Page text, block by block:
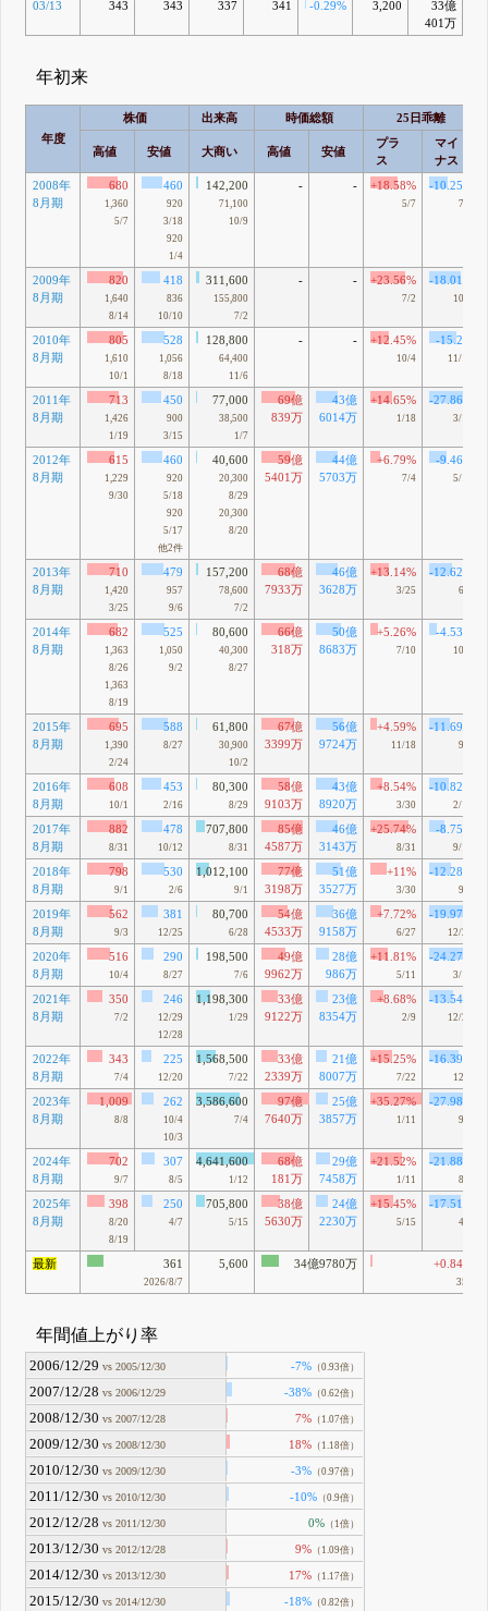
03/13 343 343 337 341 -0.29% 3,200
33億
401万
年初来
年度
株価 出来高 時価総額 25日乖離
高値 安値 大商い 高値 安値
プラ
ス
マイ
ナス
2008年
8月期
680
1,360
5/7
460
920
3/18
920
1/4
142,200
71,100
10/9
- - +18.58%
5/7
-10.25%
7/9
2009年
8月期
820
1,640
8/14
418
836
10/10
311,600
155,800
7/2
- - +23.56%
7/2
-18.01%
10/9
2010年
8月期
805
1,610
10/1
528
1,056
8/18
128,800
64,400
11/6
- - +12.45%
10/4
-15.2%
11/16
2011年
8月期
713
1,426
1/19
450
900
3/15
77,000
38,500
1/7
69億
839万
43億
6014万
+14.65%
1/18
-27.86%
3/15
2012年
8月期
615
1,229
9/30
460
920
5/18
920
5/17
他2件
40,600
20,300
8/29
20,300
8/20
59億
5401万
44億
5703万
+6.79%
7/4
-9.46%
5/14
2013年
8月期
710
1,420
3/25
479
957
9/6
157,200
78,600
7/2
68億
7933万
46億
3628万
+13.14%
3/25
-12.62%
6/7
2014年
8月期
682
1,363
8/26
1,363
8/19
525
1,050
9/2
80,600
40,300
8/27
66億
318万
50億
8683万
+5.26%
7/10
-4.53%
10/3
2015年
8月期
695
1,390
2/24
588
8/27
61,800
30,900
10/2
67億
3399万
56億
9724万
+4.59%
11/18
-11.69%
9/8
2016年
8月期
608
10/1
453
2/16
80,300
8/29
58億
9103万
43億
8920万
+8.54%
3/30
-10.82%
2/12
2017年
8月期
882
8/31
478
10/12
707,800
8/31
85億
4587万
46億
3143万
+25.74%
8/31
-8.75%
9/12
2018年
8月期
798
9/1
530
2/6
1,012,100
9/1
77億
3198万
51億
3527万
+11%
3/30
-12.28%
9/7
2019年
8月期
562
9/3
381
12/25
80,700
6/28
54億
4533万
36億
9158万
+7.72%
6/27
-19.97%
12/25
2020年
8月期
516
10/4
290
8/27
198,500
7/6
49億
9962万
28億
986万
+11.81%
5/11
-24.27%
3/13
2021年
8月期
350
7/2
246
12/29
12/28
1,198,300
1/29
33億
9122万
23億
8354万
+8.68%
2/9
-13.54%
12/28
2022年
8月期
343
7/4
225
12/20
1,568,500
7/22
33億
2339万
21億
8007万
+15.25%
7/22
-16.39%
12/6
2023年
8月期
1,009
8/8
262
10/4
10/3
3,586,600
7/4
97億
7640万
25億
3857万
+35.27%
1/11
-27.98%
9/4
2024年
8月期
702
9/7
307
8/5
4,641,600
1/12
68億
181万
29億
7458万
+21.52%
1/11
-21.88%
8/5
2025年
8月期
398
8/20
8/19
250
4/7
705,800
5/15
38億
5630万
24億
2230万
+15.45%
5/15
-17.51%
4/7
最新 361
2026/8/7
5,600 34億9780万 +0.84%
358
年間値上がり率
2006/12/29 vs 2005/12/30 -7% （0.93倍）
2007/12/28 vs 2006/12/29 -38% （0.62倍）
2008/12/30 vs 2007/12/28 7% （1.07倍）
2009/12/30 vs 2008/12/30 18% （1.18倍）
2010/12/30 vs 2009/12/30 -3% （0.97倍）
2011/12/30 vs 2010/12/30 -10% （0.9倍）
2012/12/28 vs 2011/12/30 0% （1倍）
2013/12/30 vs 2012/12/28 9% （1.09倍）
2014/12/30 vs 2013/12/30 17% （1.17倍）
2015/12/30 vs 2014/12/30 -18% （0.82倍）